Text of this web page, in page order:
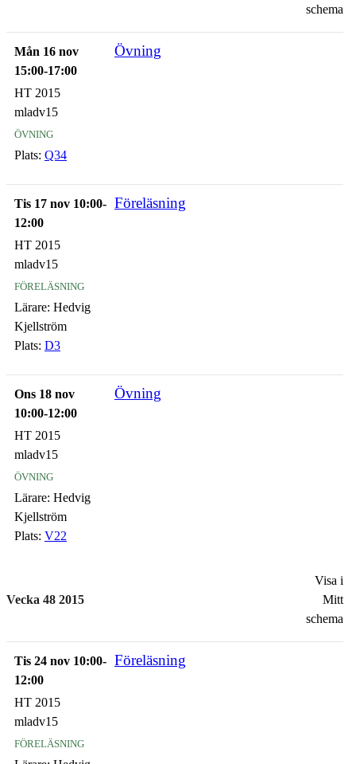
schema
Mån 16 nov
15:00-17:00
Övning
HT 2015
mladv15
övning
Plats: Q34
Tis 17 nov 10:00-
12:00
Föreläsning
HT 2015
mladv15
föreläsning
Lärare: Hedvig
Kjellström
Plats: D3
Ons 18 nov
10:00-12:00
Övning
HT 2015
mladv15
övning
Lärare: Hedvig
Kjellström
Plats: V22
Vecka 48 2015
Visa i
Mitt
schema
Tis 24 nov 10:00-
12:00
Föreläsning
HT 2015
mladv15
föreläsning